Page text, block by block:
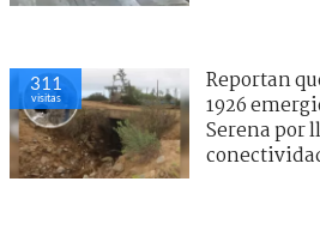
311
visitas
Reportan
1926
Serena por